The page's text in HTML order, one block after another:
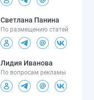
Светлана Панина
По размещению статей
Лидия Иванова
По вопросам рекламы